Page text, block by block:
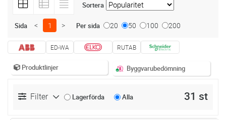
Sortera
Sida < 1 > Per sida 20 50 100 200
ED-WA RUTAB
Produktlinjer Byggvarubedömning
Filter Lagerförda Alla 31 st